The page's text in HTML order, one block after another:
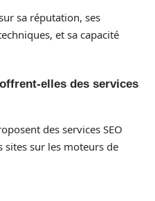
sa réputation, ses
et sa capacité
elles des services
des services SEO
sur les moteurs de